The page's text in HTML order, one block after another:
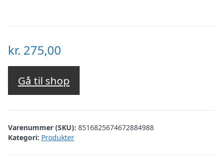
kr. 275,00
Gå til shop
Varenummer (SKU): 8516825674672884988
Kategori: Produkter